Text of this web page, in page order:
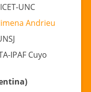
UNC
Andrieu
IPAF Cuyo